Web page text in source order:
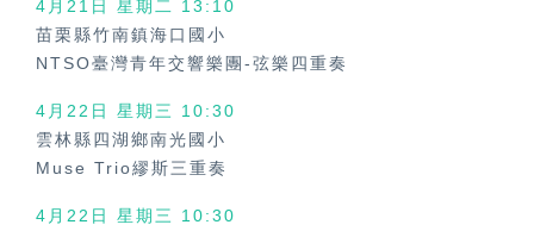
4月21日 星期二 13:10
苗栗縣竹南鎮海口國小
NTSO臺灣青年交響樂團-弦樂四重奏
4月22日 星期三
10:30
雲林縣四湖鄉南光國小
Muse Trio繆斯三重奏
4月22日 星期三
10:30